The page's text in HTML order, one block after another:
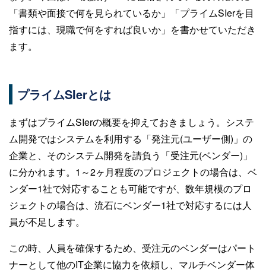
「書類や面接で何を見られているか」「プライムSIerを目
指すには、現職で何をすれば良いか」を書かせていただき
ます。
プライムSIerとは
まずはプライムSIerの概要を抑えておきましょう。システ
ム開発ではシステムを利用する「発注元(ユーザー側)」の
企業と、そのシステム開発を請負う「受注元(ベンダー)」
に分かれます。1～2ヶ月程度のプロジェクトの場合は、ベ
ンダー1社で対応することも可能ですが、数年規模のプロ
ジェクトの場合は、流石にベンダー1社で対応するには人
員が不足します。
この時、人員を確保するため、受注元のベンダーはパート
ナーとして他のIT企業に協力を依頼し、マルチベンダー体